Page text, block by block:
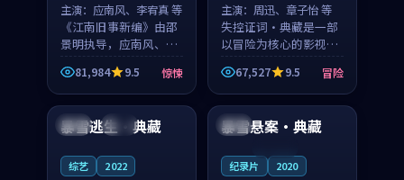
主演： 应南风、李宥真 等
《江南旧事新编》由邵
景明执导，应南风、李
宥真领衔主演，是一部
2018年上映的日本惊悚
综艺。影片以邻里温情
遇到告别都浸着真实
81,984 9.5 惊悚
主演： 周迅、章子怡 等
失控证词·典藏是一部
以冒险为核心的影视作
品，围绕危机、反转与
人物成长展开，整体节
奏紧凑，值得推荐观
67,527 9.5 冒险
中国 杜比
暴雪逃生·典藏
综艺 2022
中国
暴雪悬案·典藏
纪录片 2020